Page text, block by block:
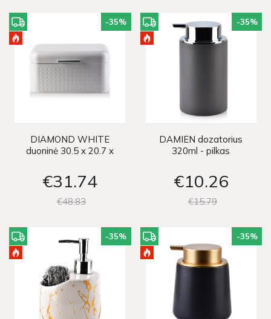
-35%
DIAMOND WHITE
duoninė 30.5 x 20.7 x
€31 74
€4883
-35%
DAMIEN dozatorius
320ml - pilkas
€10 26
€1579
-35% -35%